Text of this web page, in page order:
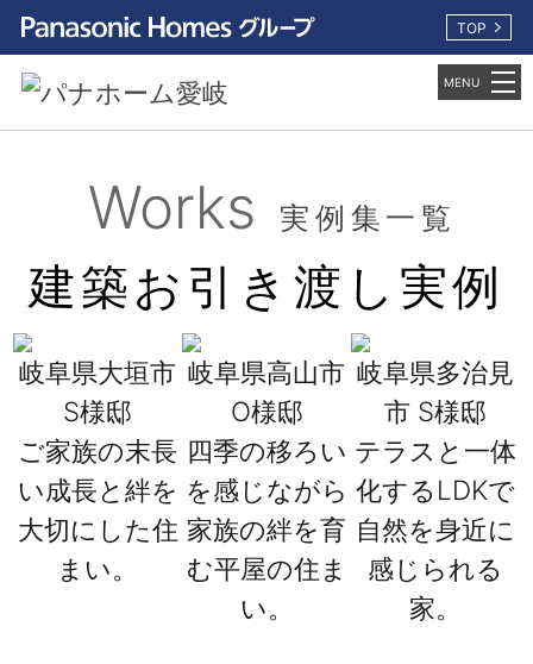
TOP
Works 実例集一覧
建築お引き渡し実例
岐阜県大垣市
S様邸
ご家族の末長
い成長と絆を
大切にした住
まい。
岐阜県高山市
O様邸
四季の移ろい
を感じながら
家族の絆を育
む平屋の住ま
い。
岐阜県多治見
市 S様邸
テラスと一体
化するLDKで
自然を身近に
感じられる
家。